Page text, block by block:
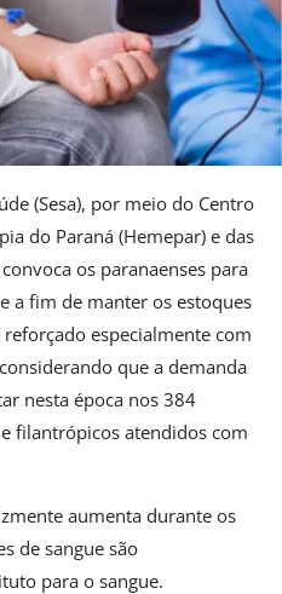
(Sesa), por meio do Centro
do Paraná (Hemepar) e das
os paranaenses para
a fim de manter os estoques
especialmente com
que a demanda
nesta época nos 384
filantrópicos atendidos com
aumenta durante os
de sangue são
para o sangue.